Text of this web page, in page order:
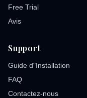
Free Trial
Avis
Support
Guide d"Installation
FAQ
Contactez-nous